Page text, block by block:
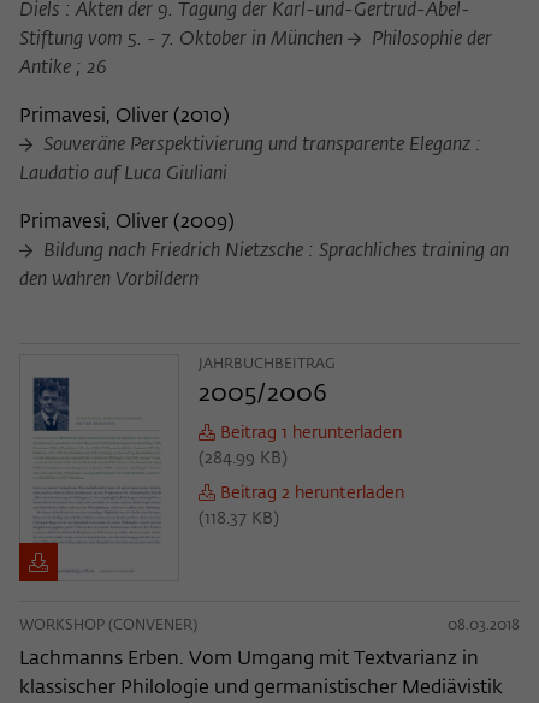
Diels : Akten der 9. Tagung der Karl-und-Gertrud-Abel-
Stiftung vom 5. - 7. Oktober in München
Philosophie der
Antike ; 26
Primavesi, Oliver (2010)
Souveräne Perspektivierung und transparente Eleganz :
Laudatio auf Luca Giuliani
Primavesi, Oliver (2009)
Bildung nach Friedrich Nietzsche : Sprachliches training an
den wahren Vorbildern
JAHRBUCHBEITRAG
2005/2006
Beitrag 1 herunterladen
(284.99 KB )
Beitrag 2 herunterladen
(118.37 KB )
WORKSHOP (CONVENER) 08.03.2018
Lachmanns Erben. Vom Umgang mit Textvarianz in
klassischer Philologie und germanistischer Mediävistik